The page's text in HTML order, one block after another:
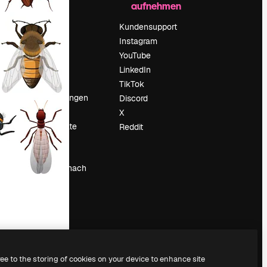
Preise
Über uns
Reviews
Karriere
Suchtrends
Blog
Veranstaltungen
Slidesgo
Deine Inhalte
verkaufen
Pressesaal
Suchst du nach
aufnehmen
Kundensupport
Instagram
YouTube
LinkedIn
TikTok
Discord
X
Reddit
to the storing of cookies on your device to enhance site